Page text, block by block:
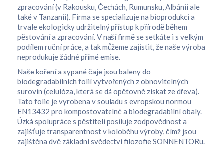
zpracování (v Rakousku, Čechách, Rumunsku, Albánii ale
také v Tanzanii). Firma se specializuje na bioprodukci a
trvale ekologicky udržitelný přístup k přírodě během
pěstování a zpracování. V naší firmě se setkáte i s velkým
podílem ruční práce, a tak můžeme zajistit, že naše výroba
neprodukuje žádné přímé emise.
Naše koření a sypané čaje jsou baleny do
biodegradabilních folií vytvořených z obnovitelných
surovin (celulóza, která se dá opětovně získat ze dřeva).
Tato folie je vyrobena v souladu s evropskou normou
EN13432 pro kompostovatelné a biodegradabilní obaly.
Úzká spolupráce s pěstiteli posiluje zodpovědnost a
zajišťuje transparentnost v koloběhu výroby, čímž jsou
zajištěna dvě základní svědectví filozofie SONNENTORu.